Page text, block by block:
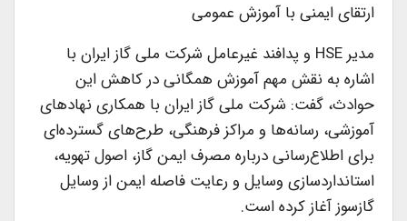
ارتقای ایمنی با آموزش عمومی
مدیر HSE و پدافند غیرعامل شرکت ملی گاز ایران با
اشاره به نقش مهم آموزش همگانی در کاهش این
حوادث، گفت: شرکت ملی گاز ایران با همکاری نهادهای
آموزشی، رسانه‌ها و مراکز فرهنگی، طرح‌های گسترده‌ای
برای اطلاع‌رسانی درباره مصرف ایمن گاز، اصول تهویه،
استانداردسازی وسایل و رعایت فاصله ایمن از وسایل
گازسوز آغاز کرده است.